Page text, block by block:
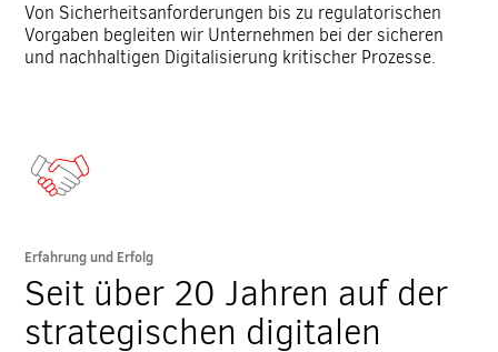
Von Sicherheitsanforderungen bis zu regulatorischen
Vorgaben begleiten wir Unternehmen bei der sicheren
und nachhaltigen Digitalisierung kritischer Prozesse.
Erfahrung und Erfolg
Seit über 20 Jahren auf der
strategischen digitalen